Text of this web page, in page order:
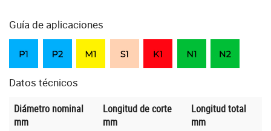
Guía de aplicaciones
Datos técnicos
Diámetro nominal
mm
Longitud de corte
mm
Longitud total
mm